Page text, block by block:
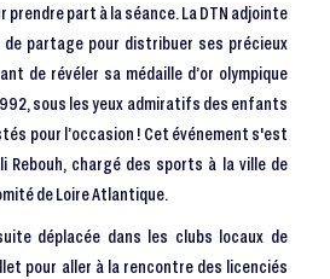
part à la séance. La DTN adjointe
partage pour distribuer ses précieux
de révéler sa médaille d’or olympique
sous les yeux admiratifs des enfants
pour l’occasion ! Cet événement s'est
Rebouh, chargé des sports à la ville de
de Loire Atlantique.
déplacée dans les clubs locaux de
pour aller à la rencontre des licenciés